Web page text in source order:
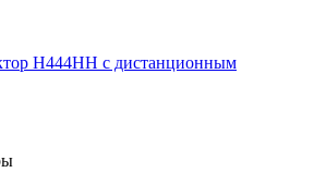
H444HH с дистанционным